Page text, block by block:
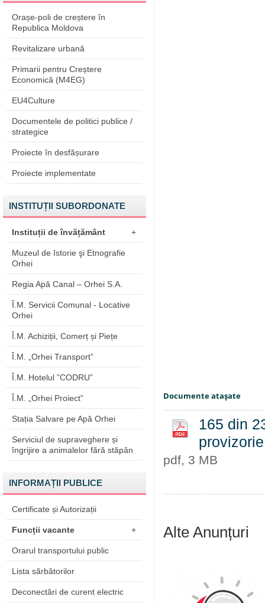
Orașe-poli de creștere în
Republica Moldova
Revitalizare urbană
Primarii pentru Creștere
Economică (M4EG)
EU4Culture
Documentele de politici publice /
strategice
Proiecte în desfășurare
Proiecte implementate
INSTITUȚII SUBORDONATE
Instituții de învățământ +
Muzeul de Istorie şi Etnografie
Orhei
Regia Apă Canal – Orhei S.A.
Î.M. Servicii Comunal - Locative
Orhei
Î.M. Achiziții, Comerț și Piețe
Î.M. „Orhei Transport”
Î.M. Hotelul ”CODRU”
Î.M. „Orhei Proiect”
Stația Salvare pe Apă Orhei
Serviciul de supraveghere și
îngrijire a animalelor fără stăpân
INFORMAȚII PUBLICE
Certificate și Autorizații
Funcții vacante +
Orarul transportului public
Lista sărbătorilor
Deconectări de curent electric
Documente ataşate
165 din
pdf, 3 MB
Alte Anunțuri